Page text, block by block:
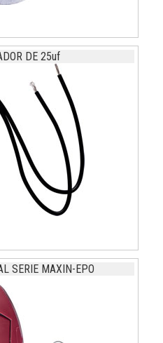
DE 25uf
SERIE MAXIN-EPO